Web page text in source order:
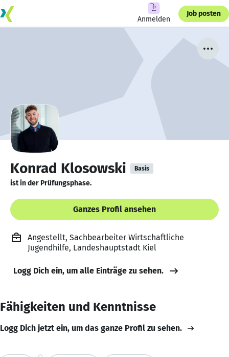
Anmelden
Job posten
Konrad Klosowski Basis
ist in der Prüfungsphase.
Ganzes Profil ansehen
Angestellt, Sachbearbeiter Wirtschaftliche
Jugendhilfe, Landeshauptstadt Kiel
Logg Dich ein, um alle Einträge zu sehen.
Fähigkeiten und Kenntnisse
Logg Dich jetzt ein, um das ganze Profil zu sehen.